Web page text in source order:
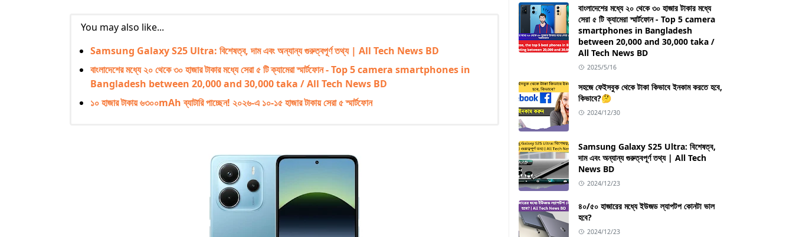
You may also like...
Samsung Galaxy S25 Ultra: বিশেষত্ব, দাম এবং অন্যান্য গুরুত্বপূর্ণ তথ্য | All Tech News BD
বাংলাদেশের মধ্যে ২০ থেকে ৩০ হাজার টাকার মধ্যে সেরা ৫ টি ক্যামেরা স্মার্টফোন - Top 5 camera smartphones in
Bangladesh between 20,000 and 30,000 taka / All Tech News BD
১০ হাজার টাকায় ৬৩০০mAh ব্যাটারি পাচ্ছেন! ২০২৬-এ ১০-১৫ হাজার টাকায় সেরা ৫ স্মার্টফোন
বাংলাদেশের মধ্যে ২০ থেকে ৩০ হাজার টাকার মধ্যে
সেরা ৫ টি ক্যামেরা স্মার্টফোন - Top 5 camera
smartphones in Bangladesh
between 20,000 and 30,000 taka /
All Tech News BD
2025/5/16
সহজে ফেইসবুক থেকে টাকা কিভাবে ইনকাম করতে হবে,
কিভাবে?🤔
2024/12/30
Samsung Galaxy S25 Ultra: বিশেষত্ব,
দাম এবং অন্যান্য গুরুত্বপূর্ণ তথ্য | All Tech
News BD
2024/12/23
৪০/৫০ হাজারের মধ্যে ইউজড ল্যাপটপ কোনটা ভাল
হবে?
2024/12/23